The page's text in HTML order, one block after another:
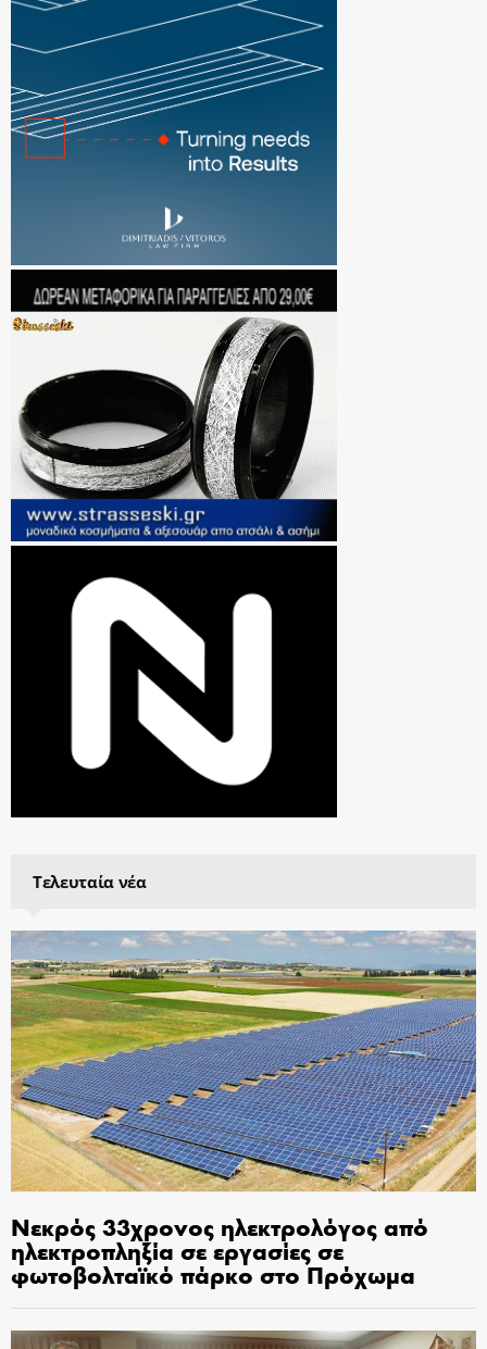
Τελευταία νέα
Νεκρός 33χρονος ηλεκτρολόγος από
ηλεκτροπληξία σε εργασίες σε
φωτοβολταϊκό πάρκο στο Πρόχωμα